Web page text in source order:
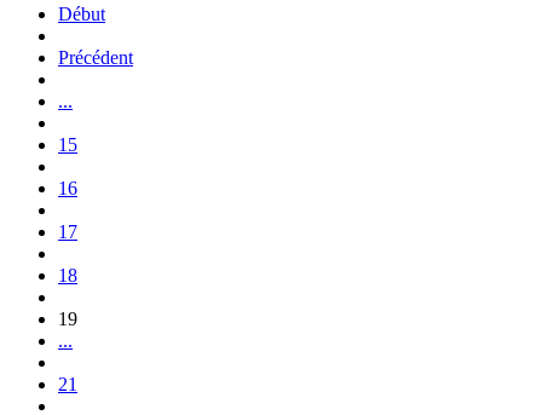
Début
Précédent
...
15
16
17
18
19
...
21